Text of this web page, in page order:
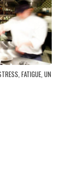
FATIGUE, UN